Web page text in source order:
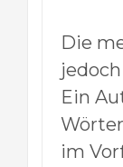
Die
Ein
im